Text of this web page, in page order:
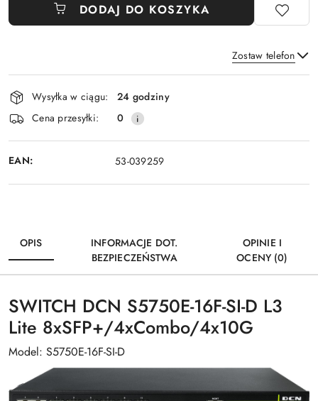
DODAJ DO KOSZYKA
Zostaw telefon
Wyślij
Dostępność
i
dostawa
Wysyłka w ciągu:
24 godziny
Cena przesyłki:
0
EAN: 53-039259
OPIS
INFORMACJE DOT.
BEZPIECZEŃSTWA
OPINIE I
OCENY (0)
SWITCH DCN S5750E-16F-SI-D L3
Lite 8xSFP+/4xCombo/4x10G
Model: S5750E-16F-SI-D